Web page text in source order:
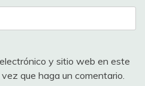
y sitio web en este
que haga un comentario.